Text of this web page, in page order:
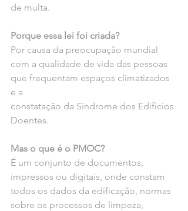
de multa.
Porque essa lei foi criada?
Por causa da preocupação mundial
com a qualidade de vida das pessoas
que frequentam espaços climatizados
e a
constatação da Síndrome dos Edifícios
Doentes.
Mas o que é o PMOC?
É um conjunto de documentos,
impressos ou digitais, onde constam
todos os dados da edificação, normas
sobre os processos de limpeza,